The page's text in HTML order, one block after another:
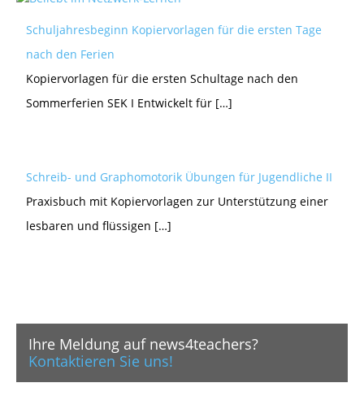
Schuljahresbeginn Kopiervorlagen für die ersten Tage
nach den Ferien
Kopiervorlagen für die ersten Schultage nach den
Sommerferien SEK I Entwickelt für […]
Schreib- und Graphomotorik Übungen für Jugendliche II
Praxisbuch mit Kopiervorlagen zur Unterstützung einer
lesbaren und flüssigen […]
Ihre Meldung auf news4teachers?
Kontaktieren Sie uns!